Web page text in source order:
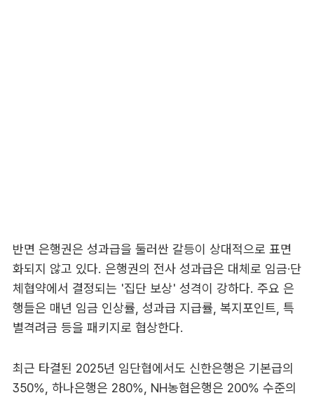
반면 은행권은 성과급을 둘러싼 갈등이 상대적으로 표면
화되지 않고 있다. 은행권의 전사 성과급은 대체로 임금·단
체협약에서 결정되는 '집단 보상' 성격이 강하다. 주요 은
행들은 매년 임금 인상률, 성과급 지급률, 복지포인트, 특
별격려금 등을 패키지로 협상한다.
최근 타결된 2025년 임단협에서도 신한은행은 기본급의
350%, 하나은행은 280%, NH농협은행은 200% 수준의